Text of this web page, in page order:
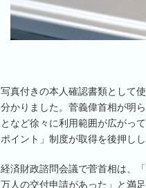
写真付きの本人確認書類として
分かりました。菅義偉首相が明
となど徐々に利用範囲が広がっ
ポイント」制度が取得を後押し
経済財政諮問会議で菅首相は、
万人の交付申請があった」と満